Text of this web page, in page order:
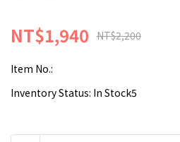
NT$1,940 NT$2,200
Item No.:
Inventory Status: In Stock5